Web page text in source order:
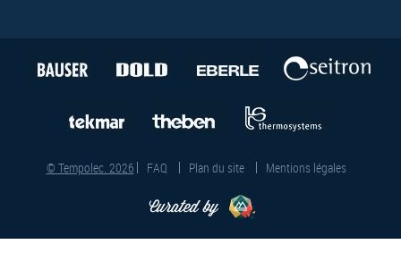
© Tempolec. 2026 FAQ Plan du site Mentions légales